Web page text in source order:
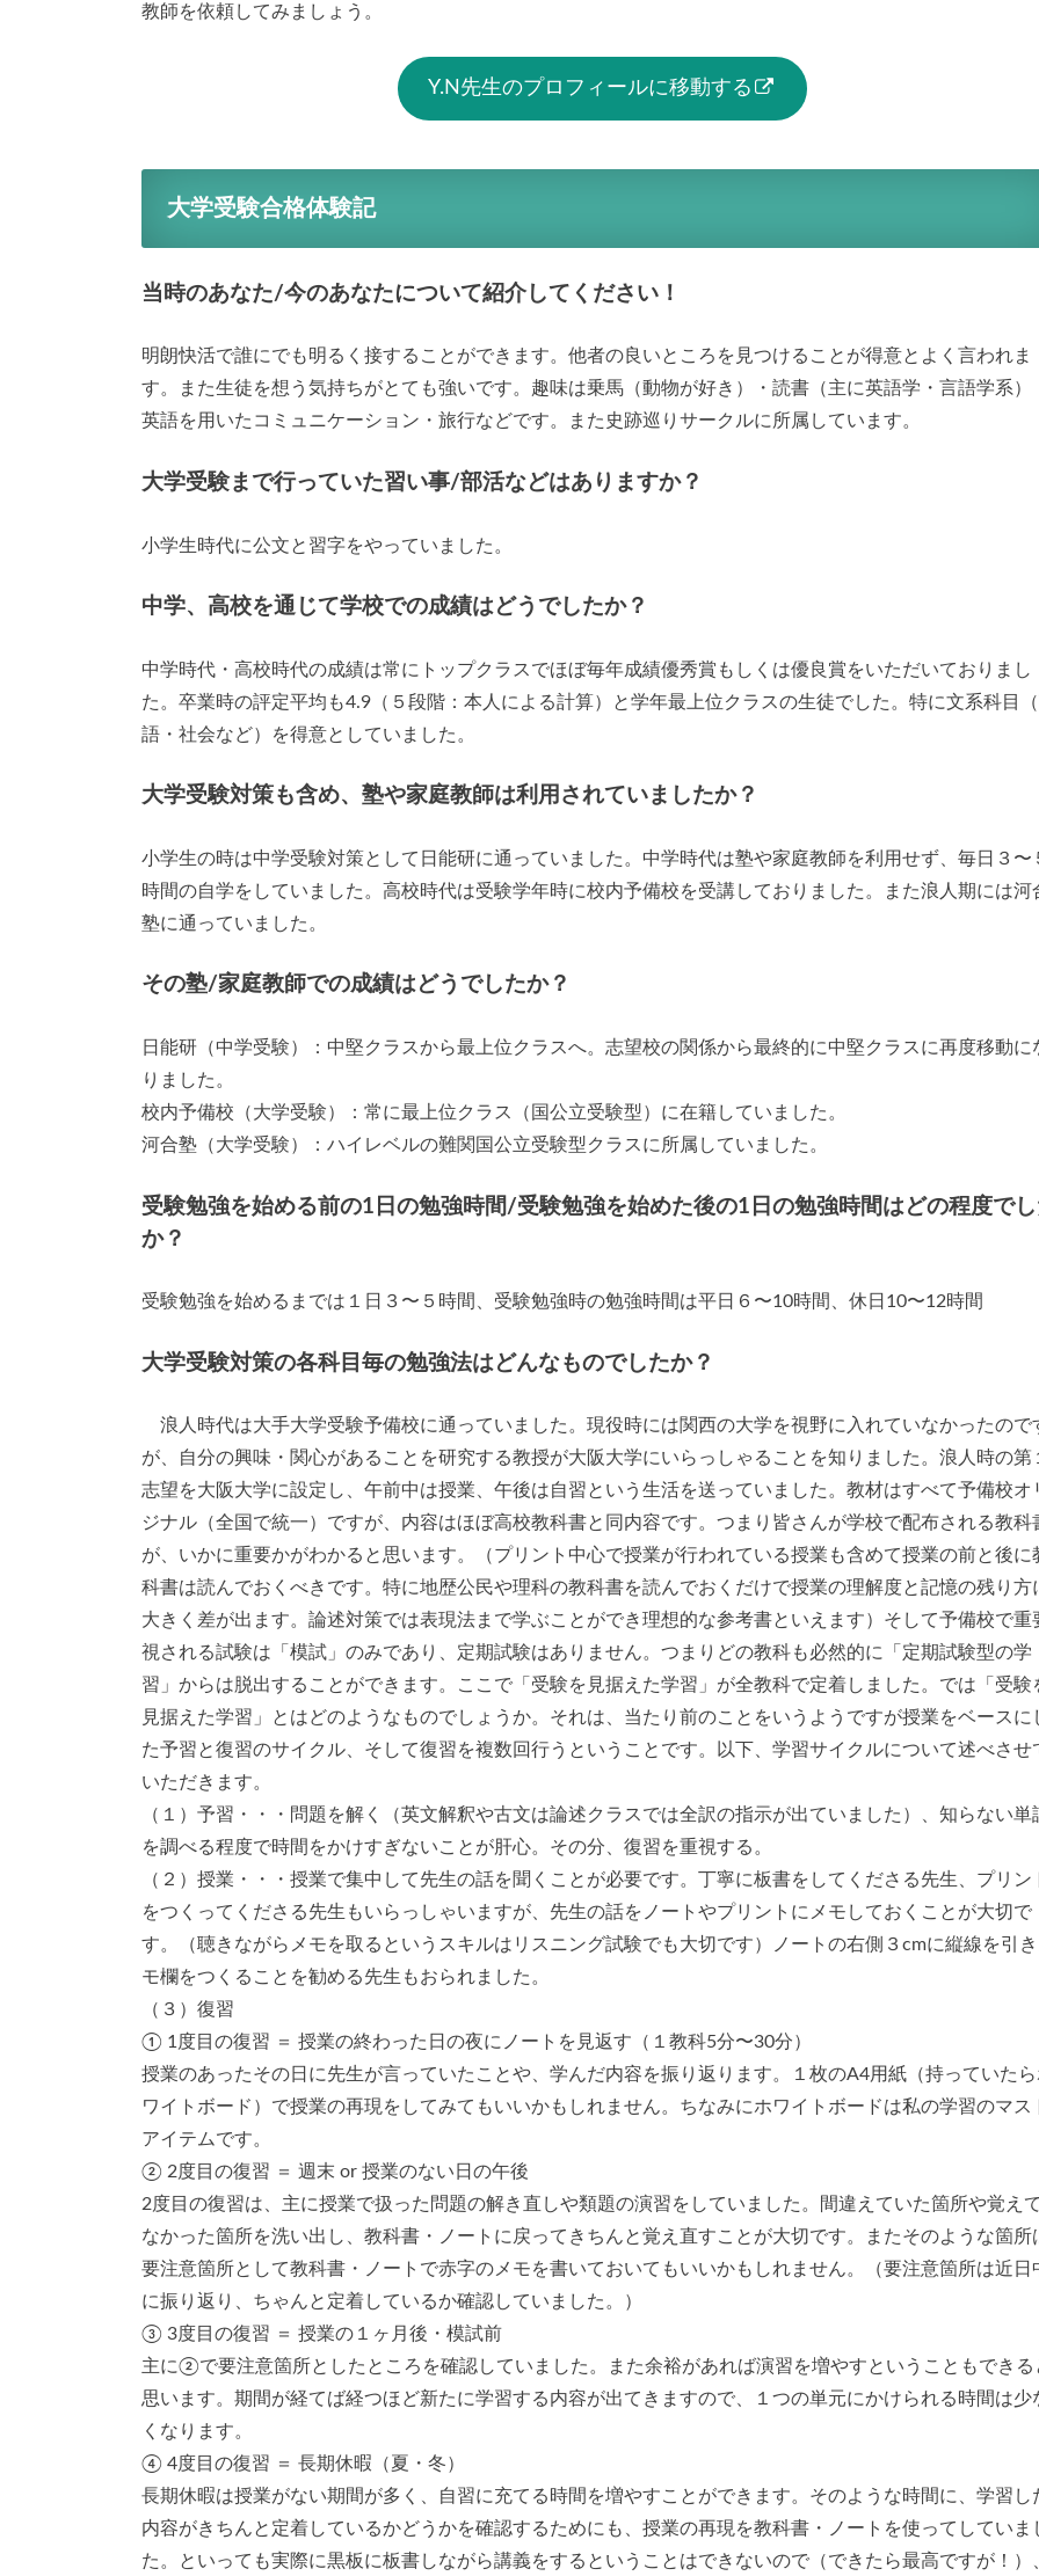
教師を依頼してみましょう。
Y.N先生のプロフィールに移動する
大学受験合格体験記
当時のあなた/今のあなたについて紹介してください！
明朗快活で誰にでも明るく接することができます。他者の良いところを見つけることが得意とよく言われま
す。また生徒を想う気持ちがとても強いです。趣味は乗馬（動物が好き）・読書（主に英語学・言語学系）
英語を用いたコミュニケーション・旅行などです。また史跡巡りサークルに所属しています。
大学受験まで行っていた習い事/部活などはありますか？
小学生時代に公文と習字をやっていました。
中学、高校を通じて学校での成績はどうでしたか？
中学時代・高校時代の成績は常にトップクラスでほぼ毎年成績優秀賞もしくは優良賞をいただいておりまし
た。卒業時の評定平均も4.9（５段階：本人による計算）と学年最上位クラスの生徒でした。特に文系科目
語・社会など）を得意としていました。
大学受験対策も含め、塾や家庭教師は利用されていましたか？
小学生の時は中学受験対策として日能研に通っていました。中学時代は塾や家庭教師を利用せず、毎日３〜
時間の自学をしていました。高校時代は受験学年時に校内予備校を受講しておりました。また浪人期には河
塾に通っていました。
その塾/家庭教師での成績はどうでしたか？
日能研（中学受験）：中堅クラスから最上位クラスへ。志望校の関係から最終的に中堅クラスに再度移動に
りました。
校内予備校（大学受験）：常に最上位クラス（国公立受験型）に在籍していました。
河合塾（大学受験）：ハイレベルの難関国公立受験型クラスに所属していました。
受験勉強を始める前の1日の勉強時間/受験勉強を始めた後の1日の勉強時間はどの程度で
か？
受験勉強を始めるまでは１日３〜５時間、受験勉強時の勉強時間は平日６〜10時間、休日10〜12時間
大学受験対策の各科目毎の勉強法はどんなものでしたか？
浪人時代は大手大学受験予備校に通っていました。現役時には関西の大学を視野に入れていなかったので
が、自分の興味・関心があることを研究する教授が大阪大学にいらっしゃることを知りました。浪人時の第
志望を大阪大学に設定し、午前中は授業、午後は自習という生活を送っていました。教材はすべて予備校オ
ジナル（全国で統一）ですが、内容はほぼ高校教科書と同内容です。つまり皆さんが学校で配布される教科
が、いかに重要かがわかると思います。（プリント中心で授業が行われている授業も含めて授業の前と後に
科書は読んでおくべきです。特に地歴公民や理科の教科書を読んでおくだけで授業の理解度と記憶の残り方
大きく差が出ます。論述対策では表現法まで学ぶことができ理想的な参考書といえます）そして予備校で重
視される試験は「模試」のみであり、定期試験はありません。つまりどの教科も必然的に「定期試験型の学
習」からは脱出することができます。ここで「受験を見据えた学習」が全教科で定着しました。では「受験
見据えた学習」とはどのようなものでしょうか。それは、当たり前のことをいうようですが授業をベースに
た予習と復習のサイクル、そして復習を複数回行うということです。以下、学習サイクルについて述べさせ
いただきます。
（１）予習・・・問題を解く（英文解釈や古文は論述クラスでは全訳の指示が出ていました）、知らない単
を調べる程度で時間をかけすぎないことが肝心。その分、復習を重視する。
（２）授業・・・授業で集中して先生の話を聞くことが必要です。丁寧に板書をしてくださる先生、プリン
をつくってくださる先生もいらっしゃいますが、先生の話をノートやプリントにメモしておくことが大切で
す。（聴きながらメモを取るというスキルはリスニング試験でも大切です）ノートの右側３cmに縦線を引き
モ欄をつくることを勧める先生もおられました。
（３）復習
① 1度目の復習 ＝ 授業の終わった日の夜にノートを見返す（１教科5分〜30分）
授業のあったその日に先生が言っていたことや、学んだ内容を振り返ります。１枚のA4用紙（持っていたら
ワイトボード）で授業の再現をしてみてもいいかもしれません。ちなみにホワイトボードは私の学習のマス
アイテムです。
② 2度目の復習 ＝ 週末 or 授業のない日の午後
2度目の復習は、主に授業で扱った問題の解き直しや類題の演習をしていました。間違えていた箇所や覚え
なかった箇所を洗い出し、教科書・ノートに戻ってきちんと覚え直すことが大切です。またそのような箇所
要注意箇所として教科書・ノートで赤字のメモを書いておいてもいいかもしれません。（要注意箇所は近日
に振り返り、ちゃんと定着しているか確認していました。）
③ 3度目の復習 ＝ 授業の１ヶ月後・模試前
主に②で要注意箇所としたところを確認していました。また余裕があれば演習を増やすということもできる
思います。期間が経てば経つほど新たに学習する内容が出てきますので、１つの単元にかけられる時間は少
くなります。
④ 4度目の復習 ＝ 長期休暇（夏・冬）
長期休暇は授業がない期間が多く、自習に充てる時間を増やすことができます。そのような時間に、学習し
内容がきちんと定着しているかどうかを確認するためにも、授業の再現を教科書・ノートを使ってしていま
た。といっても実際に黒板に板書しながら講義をするということはできないので（できたら最高ですが！）